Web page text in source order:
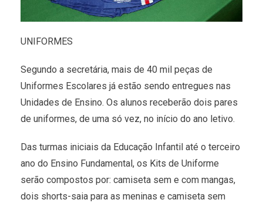
UNIFORMES
Segundo a secretária, mais de 40 mil peças de
Uniformes Escolares já estão sendo entregues nas
Unidades de Ensino. Os alunos receberão dois pares
de uniformes, de uma só vez, no início do ano letivo.
Das turmas iniciais da Educação Infantil até o terceiro
ano do Ensino Fundamental, os Kits de Uniforme
serão compostos por: camiseta sem e com mangas,
dois shorts-saia para as meninas e camiseta sem